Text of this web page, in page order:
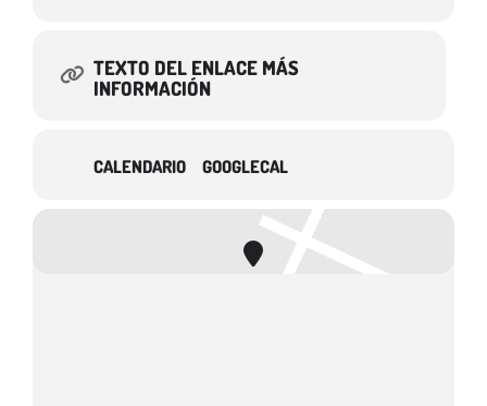
TEXTO DEL ENLACE MÁS
INFORMACIÓN
CALENDARIO GOOGLECAL